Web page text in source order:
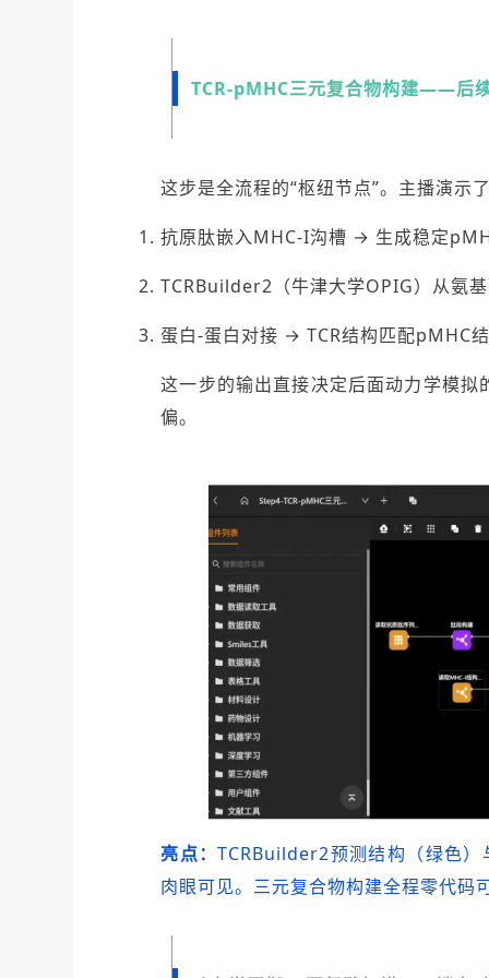
TCR-pMHC三元复合物构建——后
这步是全流程的“枢纽节点”。主播演示
抗原肽嵌入MHC-I沟槽 → 生成稳定
TCRBuilder2（牛津大学OPIG）从氨
蛋白-蛋白对接 → TCR结构匹配pMHC
这一步的输出直接决定后面动力学模
偏。
亮点：TCRBuilder2预测结构（绿色）
肉眼可见。三元复合物构建全程零代码